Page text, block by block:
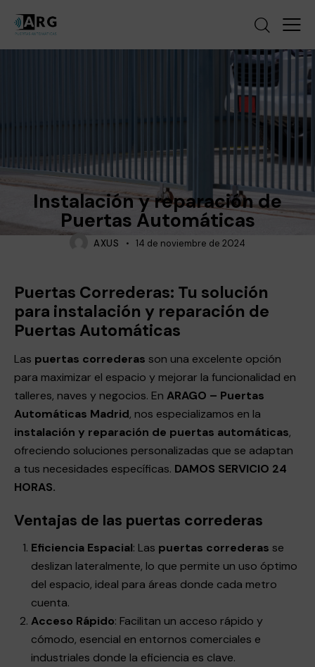
NOTICIAS
Instalación y reparación de
Puertas Automáticas
AXUS 14 de noviembre de 2024
Puertas Correderas: Tu solución
para instalación y reparación de
Puertas Automáticas
Las puertas correderas son una excelente opción
para maximizar el espacio y mejorar la funcionalidad en
talleres, naves y negocios. En ARAGO – Puertas
Automáticas Madrid, nos especializamos en la
instalación y reparación de puertas automáticas,
ofreciendo soluciones personalizadas que se adaptan
a tus necesidades específicas. DAMOS SERVICIO 24
HORAS.
Ventajas de las puertas correderas
Eficiencia Espacial: Las puertas correderas se
deslizan lateralmente, lo que permite un uso óptimo
del espacio, ideal para áreas donde cada metro
cuenta.
Acceso Rápido: Facilitan un acceso rápido y
cómodo, esencial en entornos comerciales e
industriales donde la eficiencia es clave.